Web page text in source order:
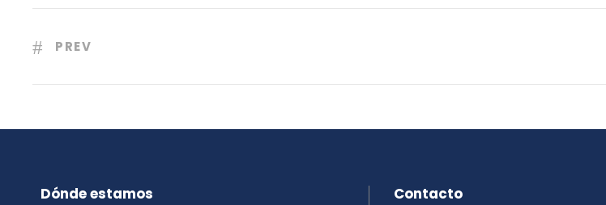
PREV
Dónde estamos Contacto